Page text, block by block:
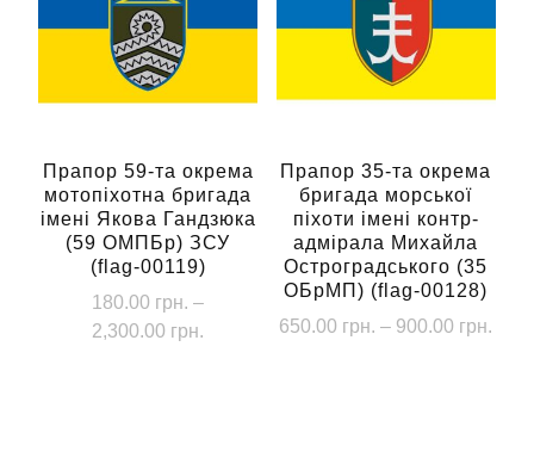
Параметри
можна
вибрати
сторінці
товару
Параметри
можна
вибрати
товару
Прапор 59-та окрема
мотопіхотна бригада
імені Якова Гандзюка
(59 ОМПБр) ЗСУ
(flag-00119)
180.00 грн. –
2,300.00 грн. Діапазон
Прапор 35-та окрема
бригада морської
піхоти імені контр-
адмірала Михайла
Остроградського (35
ОБрМП) (flag-00128)
650.00 грн. – 900.00 грн.